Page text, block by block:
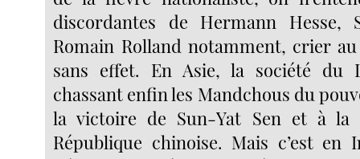
discordantes de Hermann Hesse,
Romain Rolland notamment, crier
sans effet. En Asie, la société du
chassant enfin les Mandchous du
la victoire de Sun-Yat Sen et à la
République chinoise. Mais c’est en